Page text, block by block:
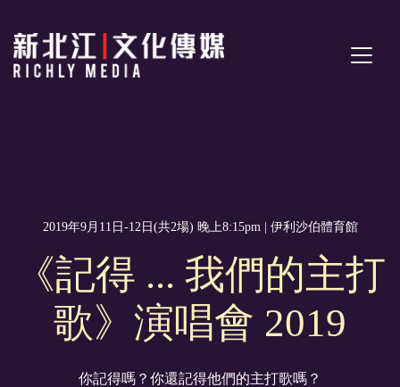
2019年9月11日-12日(共2場) 晚上8:15pm | 伊利沙伯體育館
《記得 ... 我們的主打
歌》演唱會 2019
你記得嗎？你還記得他們的主打歌嗎？